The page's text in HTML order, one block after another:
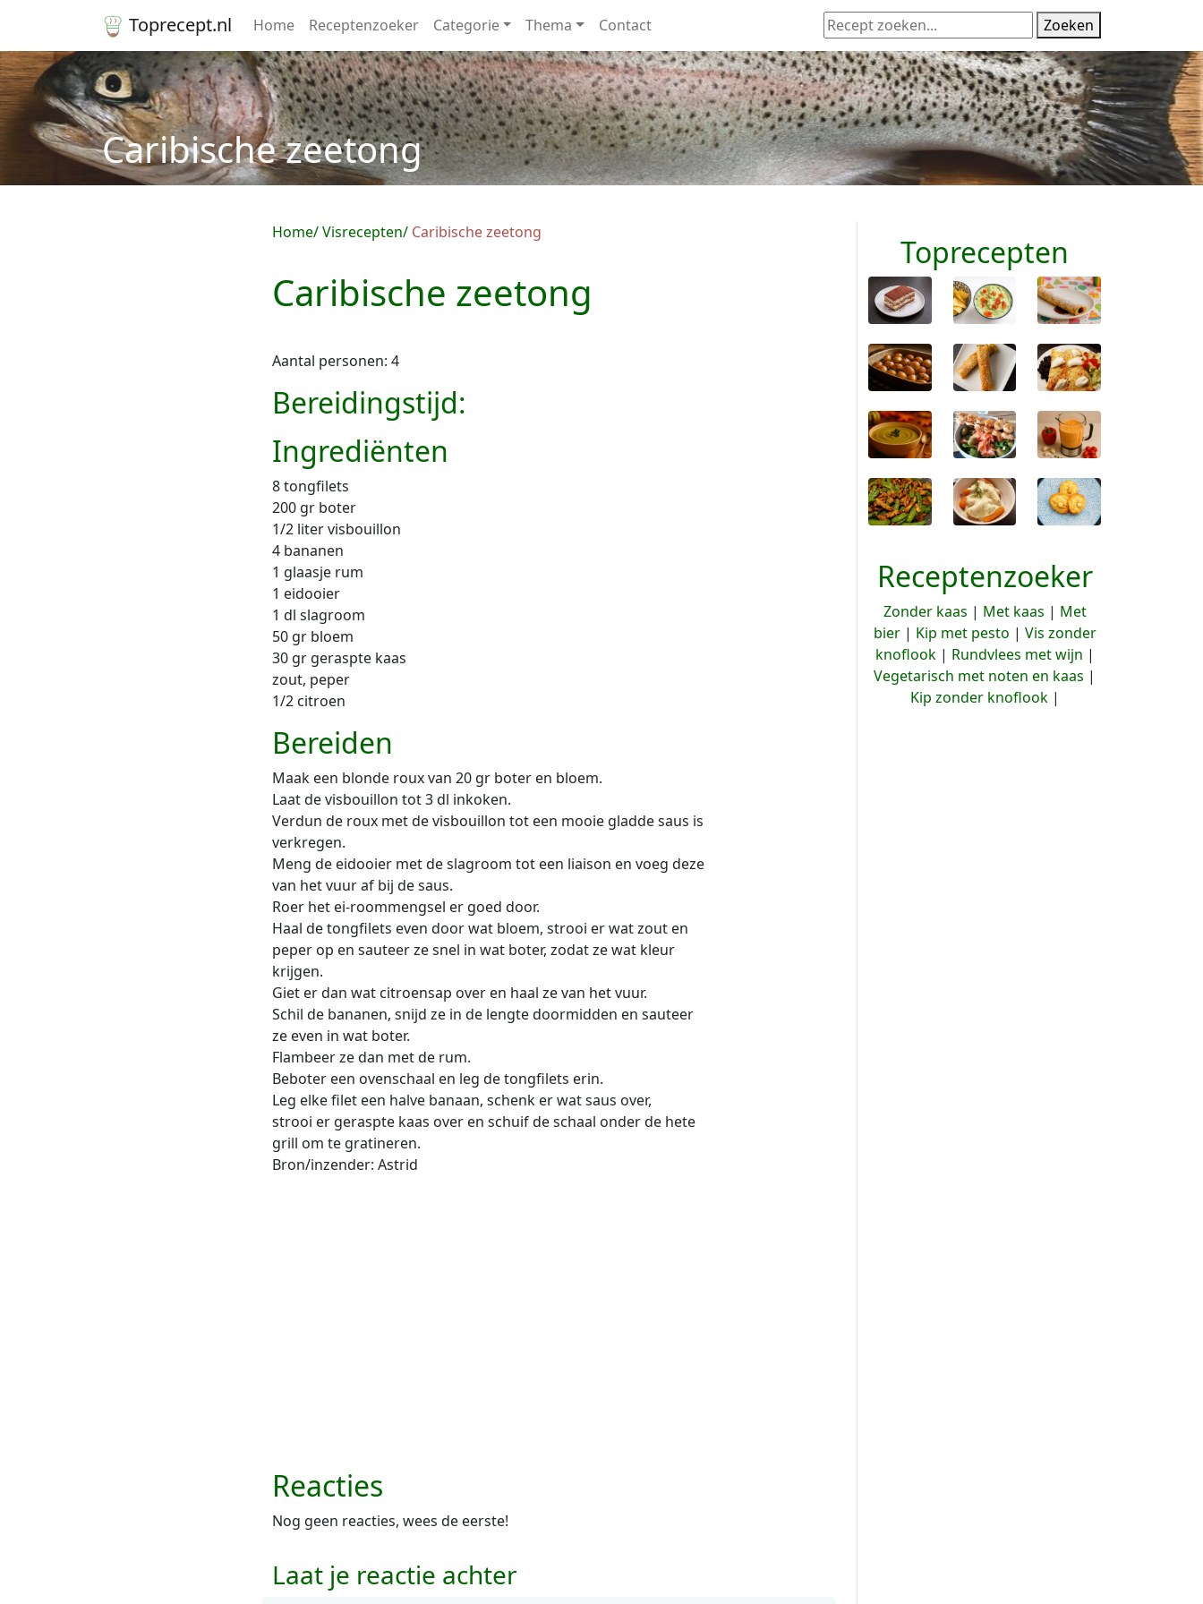
Toprecept.nl Home Receptenzoeker Categorie Thema Contact Zoeken
Caribische zeetong
Home Visrecepten Caribische zeetong
Caribische zeetong
Aantal personen: 4
Bereidingstijd:
Ingrediënten
8 tongfilets
200 gr boter
1/2 liter visbouillon
4 bananen
1 glaasje rum
1 eidooier
1 dl slagroom
50 gr bloem
30 gr geraspte kaas
zout, peper
1/2 citroen
Bereiden
Maak een blonde roux van 20 gr boter en bloem.
Laat de visbouillon tot 3 dl inkoken.
Verdun de roux met de visbouillon tot een mooie gladde saus is
verkregen.
Meng de eidooier met de slagroom tot een liaison en voeg deze
van het vuur af bij de saus.
Roer het ei-roommengsel er goed door.
Haal de tongfilets even door wat bloem, strooi er wat zout en
peper op en sauteer ze snel in wat boter, zodat ze wat kleur
krijgen.
Giet er dan wat citroensap over en haal ze van het vuur.
Schil de bananen, snijd ze in de lengte doormidden en sauteer
ze even in wat boter.
Flambeer ze dan met de rum.
Beboter een ovenschaal en leg de tongfilets erin.
Leg elke filet een halve banaan, schenk er wat saus over,
strooi er geraspte kaas over en schuif de schaal onder de hete
grill om te gratineren.
Bron/inzender: Astrid
Reacties
Nog geen reacties, wees de eerste!
Laat je reactie achter
Toprecepten
Receptenzoeker
Zonder kaas | Met kaas | Met
bier | Kip met pesto | Vis zonder
knoflook | Rundvlees met wijn |
Vegetarisch met noten en kaas |
Kip zonder knoflook |